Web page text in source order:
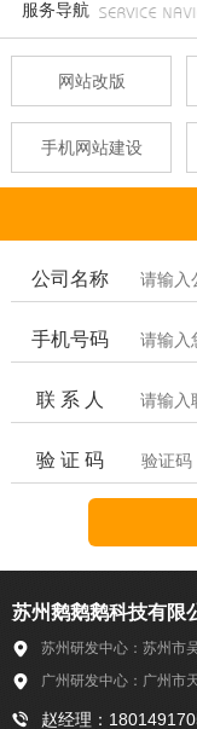
服务导航
网站改版
手机网站建设
公司名称
手机号码
联 系 人
验 证 码
苏州鹅鹅鹅科技有限
苏州研发中心：苏州市
广州研发中心：广州市
赵经理：